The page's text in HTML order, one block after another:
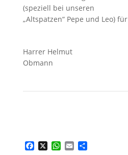
(speziell bei unseren
„Altspatzen“ Pepe und Leo)
Harrer Helmut
Obmann
F
X
W E
T